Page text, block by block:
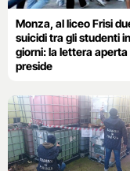
Monza, al liceo Frisi
suicidi tra gli studenti
giorni: la lettera aperta
preside